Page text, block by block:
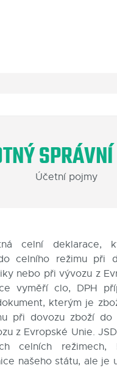
Varianty software
Kariéra
Partneři
Blog
Kontakty
Účetní pojmy
celní deklarace,
celního režimu při
nebo při vývozu z
vyměří clo, DPH
kterým je
při dovozu zboží do
z Evropské Unie.
celních
našeho státu, ale je